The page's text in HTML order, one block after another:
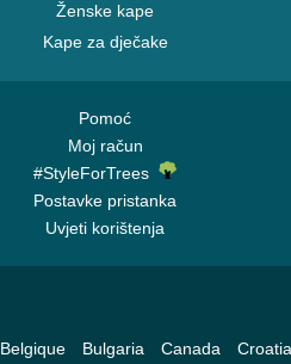
Ženske kape
Kape za dječake
Pomoć
Moj račun
#StyleForTrees
Postavke pristanka
Uvjeti korištenja
Belgique Bulgaria Canada Croatia